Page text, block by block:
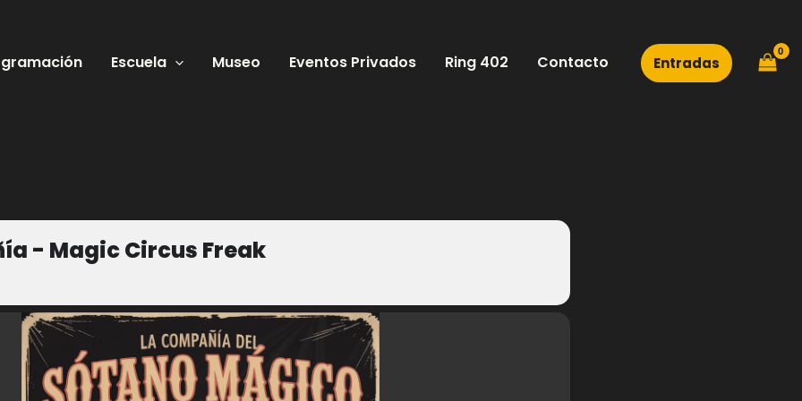
Escuela Museo Eventos Privados Ring 402 Contacto Entradas
- Magic Circus Freak